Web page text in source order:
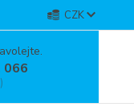
CZK
066